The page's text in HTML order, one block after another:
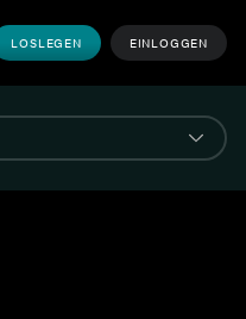
LOSLEGEN EINLOGGEN